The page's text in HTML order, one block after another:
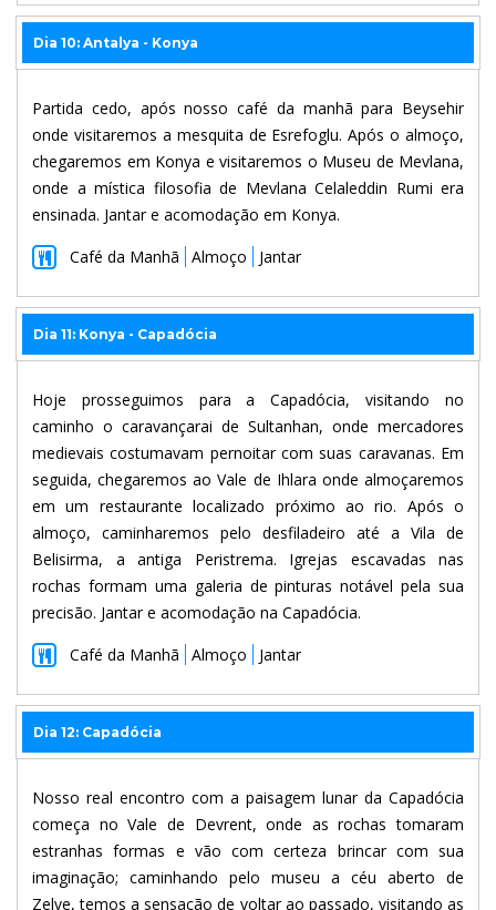
Dia 10: Antalya - Konya
Partida cedo, após nosso café da manhã para Beysehir
onde visitaremos a mesquita de Esrefoglu. Após o almoço,
chegaremos em Konya e visitaremos o Museu de Mevlana,
onde a mística filosofia de Mevlana Celaleddin Rumi era
ensinada. Jantar e acomodação em Konya.
Café da Manhã
Almoço Jantar
Dia 11: Konya - Capadócia
Hoje prosseguimos para a Capadócia, visitando no
caminho o caravançarai de Sultanhan, onde mercadores
medievais costumavam pernoitar com suas caravanas. Em
seguida, chegaremos ao Vale de Ihlara onde almoçaremos
em um restaurante localizado próximo ao rio. Após o
almoço, caminharemos pelo desfiladeiro até a Vila de
Belisirma, a antiga Peristrema. Igrejas escavadas nas
rochas formam uma galeria de pinturas notável pela sua
precisão. Jantar e acomodação na Capadócia.
Café da Manhã
Almoço Jantar
Dia 12: Capadócia
Nosso real encontro com a paisagem lunar da Capadócia
começa no Vale de Devrent, onde as rochas tomaram
estranhas formas e vão com certeza brincar com sua
imaginação; caminhando pelo museu a céu aberto de
Zelve, temos a sensação de voltar ao passado, visitando as